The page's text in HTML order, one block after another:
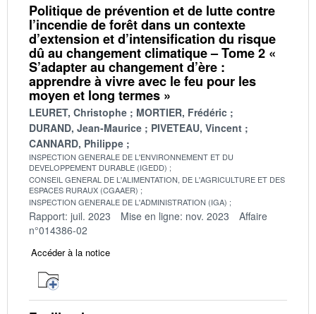
Politique de prévention et de lutte contre
l’incendie de forêt dans un contexte
d’extension et d’intensification du risque
dû au changement climatique – Tome 2 «
S’adapter au changement d’ère :
apprendre à vivre avec le feu pour les
moyen et long termes »
LEURET, Christophe
MORTIER, Frédéric
DURAND, Jean-Maurice
PIVETEAU, Vincent
CANNARD, Philippe
INSPECTION GENERALE DE L'ENVIRONNEMENT ET DU
DEVELOPPEMENT DURABLE (IGEDD)
CONSEIL GENERAL DE L'ALIMENTATION, DE L'AGRICULTURE ET DES
ESPACES RURAUX (CGAAER)
INSPECTION GENERALE DE L'ADMINISTRATION (IGA)
Rapport: juil. 2023 Mise en ligne: nov. 2023
Affaire
n°014386-02
Accéder à la notice